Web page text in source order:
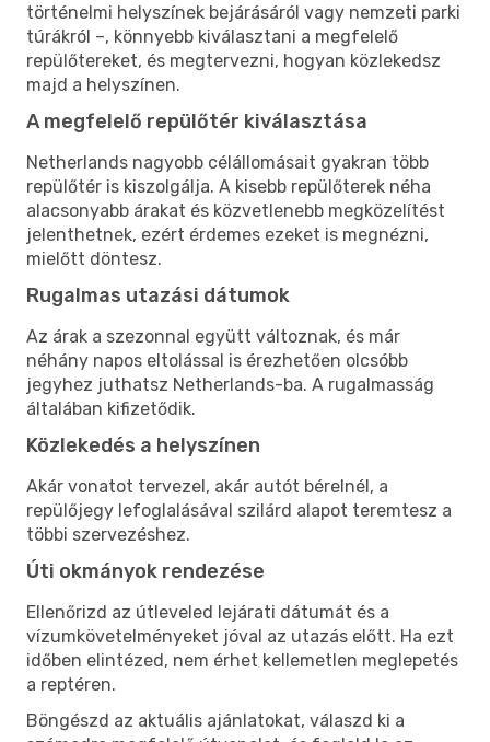
történelmi helyszínek bejárásáról vagy nemzeti parki
túrákról –, könnyebb kiválasztani a megfelelő
repülőtereket, és megtervezni, hogyan közlekedsz
majd a helyszínen.
A megfelelő repülőtér kiválasztása
Netherlands nagyobb célállomásait gyakran több
repülőtér is kiszolgálja. A kisebb repülőterek néha
alacsonyabb árakat és közvetlenebb megközelítést
jelenthetnek, ezért érdemes ezeket is megnézni,
mielőtt döntesz.
Rugalmas utazási dátumok
Az árak a szezonnal együtt változnak, és már
néhány napos eltolással is érezhetően olcsóbb
jegyhez juthatsz Netherlands-ba. A rugalmasság
általában kifizetődik.
Közlekedés a helyszínen
Akár vonatot tervezel, akár autót bérelnél, a
repülőjegy lefoglalásával szilárd alapot teremtesz a
többi szervezéshez.
Úti okmányok rendezése
Ellenőrizd az útleveled lejárati dátumát és a
vízumkövetelményeket jóval az utazás előtt. Ha ezt
időben elintézed, nem érhet kellemetlen meglepetés
a reptéren.
Böngészd az aktuális ajánlatokat, válaszd ki a